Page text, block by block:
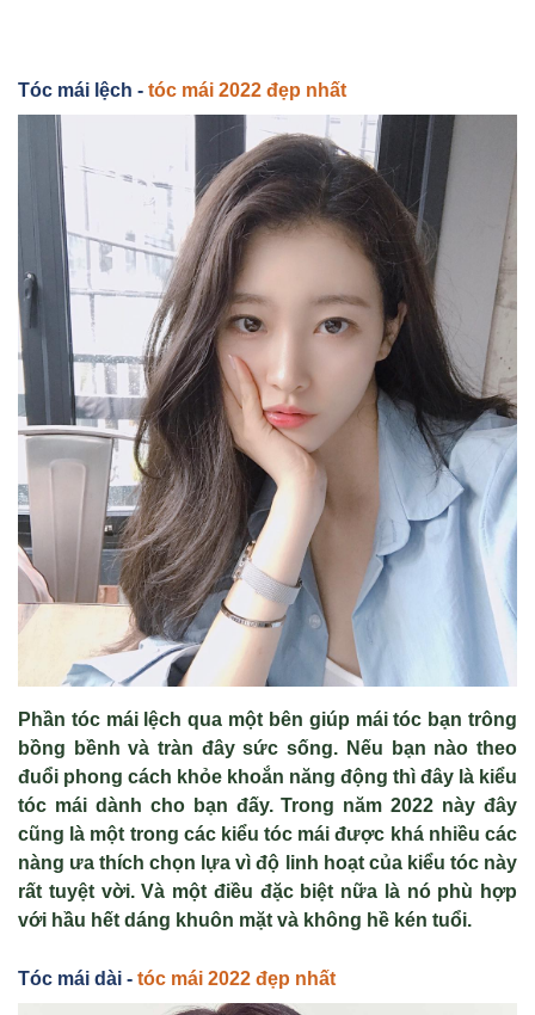
Tóc mái lệch - tóc mái 2022 đẹp nhất
Phần tóc mái lệch qua một bên giúp mái tóc bạn trông
bồng bềnh và tràn đây sức sống. Nếu bạn nào theo
đuổi phong cách khỏe khoắn năng động thì đây là kiểu
tóc mái dành cho bạn đấy. Trong năm 2022 này đây
cũng là một trong các kiểu tóc mái được khá nhiều các
nàng ưa thích chọn lựa vì độ linh hoạt của kiểu tóc này
rất tuyệt vời. Và một điều đặc biệt nữa là nó phù hợp
với hầu hết dáng khuôn mặt và không hề kén tuổi.
Tóc mái dài - tóc mái 2022 đẹp nhất